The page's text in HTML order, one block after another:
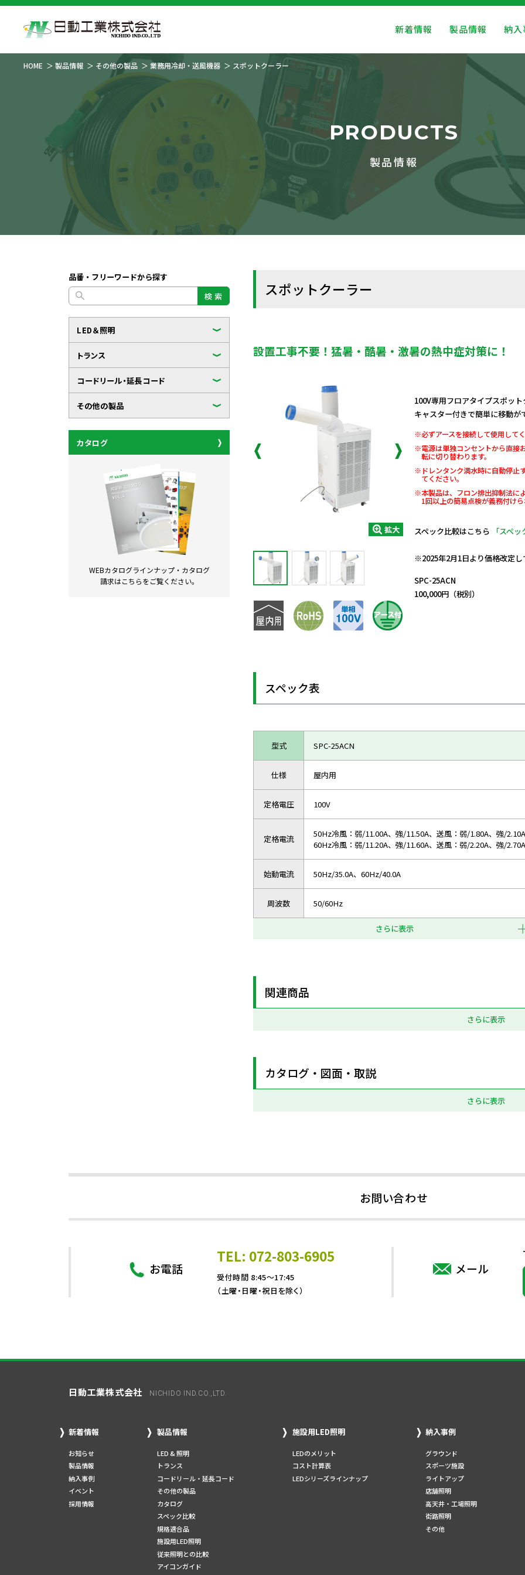
新着情報 製品情報 納入
HOME 製品情報 その他の製品 業務用冷却・送風機器 スポットクーラー
PRODUCTS
製品情報
品番・フリーワードから探す
検 索
LED＆照明
トランス
コードリール・延長コード
その他の製品
カタログ
WEBカタログラインナップ・ カタログ
請求はこちらをご覧ください。
スポットクーラー
設置工事不要！猛暑・酷暑・激暑の熱中症対策に！
拡大
100V専用フロアタイプスポッ
キャスター付きで簡単に移動が
※必ずアースを接続して使用して
※電源は単独コンセントから直接
転に切り替わります。
※ドレンタンク満水時に自動停止
てください。
※本製品は、フロン排出抑制法に
1回以上の簡易点検が義務付け
スペック比較はこちら
「スペ
※2025年2月1日より価格改定し
SPC-25ACN
100,000円（税別）
スペック表
型式 SPC-25ACN
仕様 屋内用
定格電圧 100V
定格電流
50Hz冷風：弱/11.00A、強/11.50A、送風：弱/1.80A、強/
60Hz冷風：弱/11.20A、強/11.60A、送風：弱/2.20A、強/
始動電流 50Hz/35.0A、60Hz/40.0A
周波数 50/60Hz
さらに表示
関連商品
さらに表示
カタログ・図面・取説
さらに表示
お問い合わせ
お電話
TEL: 072-803-6905
受付時間 8:45～17:45
（土曜・日曜・祝日を除く）
メール
日動工業株式会社 NICHIDO IND.CO.,LTD.
新着情報
お知らせ
製品情報
納入事例
イベント
採用情報
製品情報
LED & 照明
トランス
コードリール・延長コード
その他の製品
カタログ
スペック比較
規格適合品
施設用LED照明
従来照明との比較
アイコンガイド
施設用LED照明
LEDのメリット
コスト計算表
LEDシリーズラインナップ
納入事例
グラウンド
スポーツ施設
ライトアップ
店舗照明
高天井・工場照明
街路照明
その他